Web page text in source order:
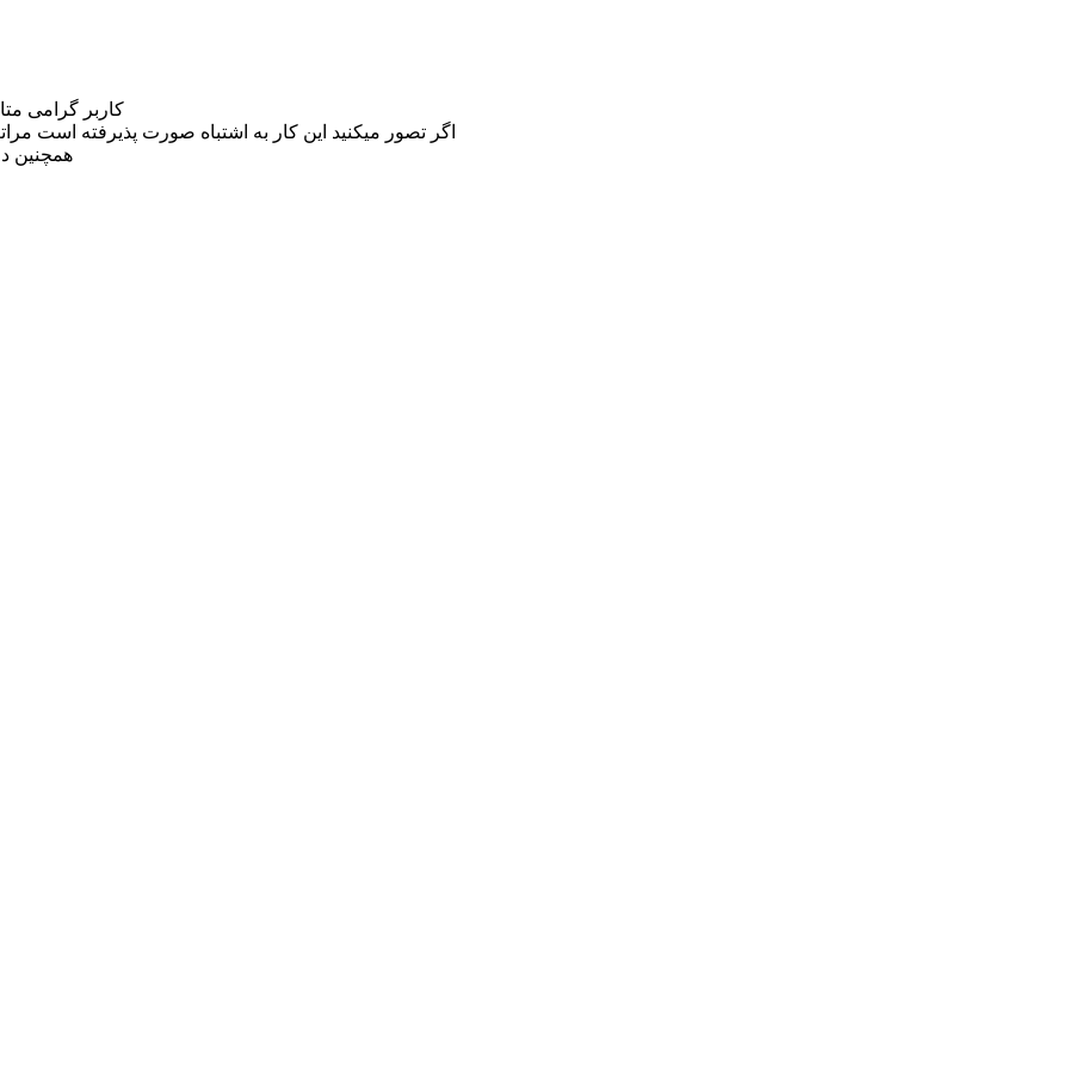
کاربر گرامی
اگر تصور میکنید این کار به اشتباه صورت پذیرفته است مراتب این مسئله را
همچنین